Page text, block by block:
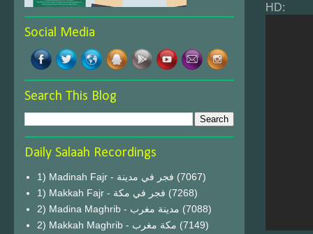
HD:
Social Media
Search This Blog
Daily Salaah Recordings
1) Madinah Fajr - فجر في مدينة (7067)
1) Makkah Fajr - فجر في مكة (7268)
2) Madina Maghrib - مدينة مغرب (7088)
2) Makkah Maghrib - مكة مغرب (7149)